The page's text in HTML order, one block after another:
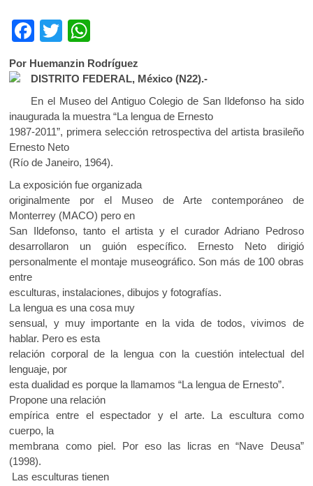
F
ac
e
b
o
o
k
T
w
itt
er
h
at
s
A
p
p
Por Huemanzin Rodríguez
DISTRITO FEDERAL, México (N22).-
En el Museo del Antiguo Colegio de San Ildefonso ha sido
inaugurada la muestra “La lengua de Ernesto
1987-2011”, primera selección retrospectiva del artista brasileño
Ernesto Neto
(Río de Janeiro, 1964).
La exposición fue organizada
originalmente por el Museo de Arte contemporáneo de
Monterrey (MACO) pero en
San Ildefonso, tanto el artista y el curador Adriano Pedroso
desarrollaron un guión específico. Ernesto Neto dirigió
personalmente el montaje museográfico. Son más de 100 obras
entre
esculturas, instalaciones, dibujos y fotografías.
La lengua es una cosa muy
sensual, y muy importante en la vida de todos, vivimos de
hablar. Pero es esta
relación corporal de la lengua con la cuestión intelectual del
lenguaje, por
esta dualidad es porque la llamamos “La lengua de Ernesto”.
Propone una relación
empírica entre el espectador y el arte. La escultura como
cuerpo, la
membrana como piel. Por eso las licras en “Nave Deusa”
(1998).
Las esculturas tienen